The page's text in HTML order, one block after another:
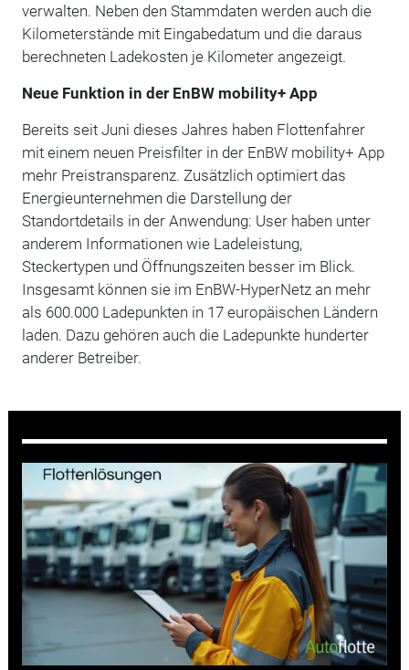
verwalten. Neben den Stammdaten werden auch die
Kilometerstände mit Eingabedatum und die daraus
berechneten Ladekosten je Kilometer angezeigt.
Neue Funktion in der EnBW mobility+ App
Bereits seit Juni dieses Jahres haben Flottenfahrer
mit einem neuen Preisfilter in der EnBW mobility+ App
mehr Preistransparenz. Zusätzlich optimiert das
Energieunternehmen die Darstellung der
Standortdetails in der Anwendung: User haben unter
anderem Informationen wie Ladeleistung,
Steckertypen und Öffnungszeiten besser im Blick.
Insgesamt können sie im EnBW-HyperNetz an mehr
als 600.000 Ladepunkten in 17 europäischen Ländern
laden. Dazu gehören auch die Ladepunkte hunderter
anderer Betreiber.